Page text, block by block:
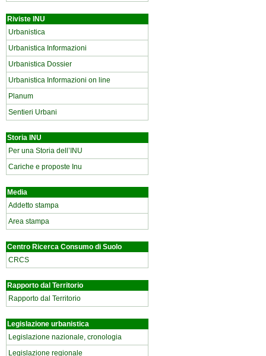
Riviste INU
Urbanistica
Urbanistica Informazioni
Urbanistica Dossier
Urbanistica Informazioni on line
Planum
Sentieri Urbani
Storia INU
Per una Storia dell’INU
Cariche e proposte Inu
Media
Addetto stampa
Area stampa
Centro Ricerca Consumo di Suolo
CRCS
Rapporto dal Territorio
Rapporto dal Territorio
Legislazione urbanistica
Legislazione nazionale, cronologia
Legislazione regionale